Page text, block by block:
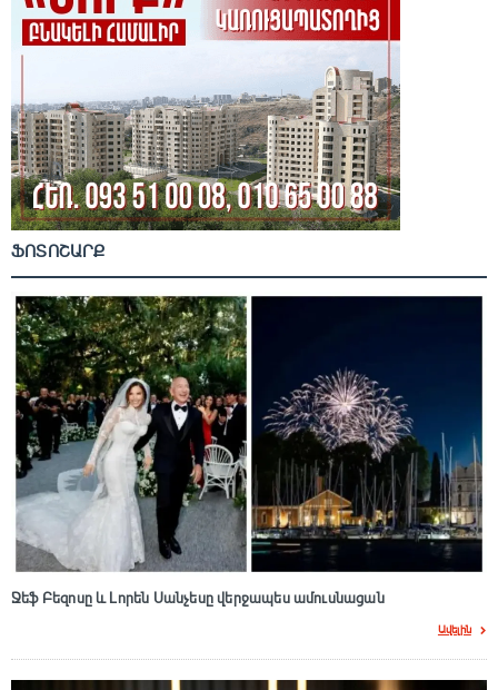
ՖՈՏՈՇԱՐՔ
Ջեֆ Բեզոսը և Լորեն Սանչեսը վերջապես ամուսնացան
Ավելին